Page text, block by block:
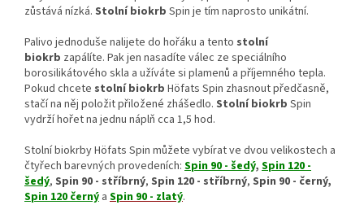
zůstává nízká. Stolní biokrb Spin je tím naprosto unikátní.
Palivo jednoduše nalijete do hořáku a tento stolní
biokrb zapálíte. Pak jen nasadíte válec ze speciálního
borosilikátového skla a užíváte si plamenů a příjemného tepla.
Pokud chcete stolní biokrb Höfats Spin zhasnout předčasně,
stačí na něj položit přiložené zhášedlo. Stolní biokrb Spin
vydrží hořet na jednu náplň cca 1,5 hod.
Stolní biokrby Höfats Spin můžete vybírat ve dvou velikostech a
čtyřech barevných provedeních: Spin 90 - šedý, Spin 120 -
šedý, Spin 90 - stříbrný, Spin 120 - stříbrný, Spin 90 - černý,
Spin 120 černý a Spin 90 - zlatý.